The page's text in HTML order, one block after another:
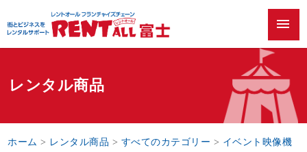
menu
レンタル商品
ホーム > レンタル商品 > すべてのカテゴリー > イベント映像機